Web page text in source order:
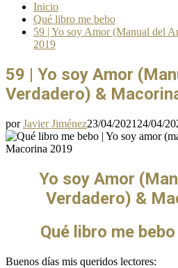
Inicio
Qué libro me bebo
59 | Yo soy Amor (Manual del
2019
59 | Yo soy Amor
Verdadero) &
porJavier Jiménez23/04/2021 24/04/
Yo soy Amor
Verdadero) &
Qué libro me
Buenos días mis queridos lectores: